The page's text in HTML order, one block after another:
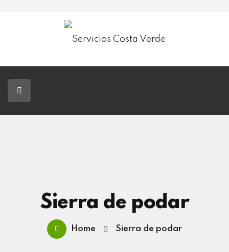
Paisajismo
Tala De Árboles
Sierra de podar
Home Sierra de podar